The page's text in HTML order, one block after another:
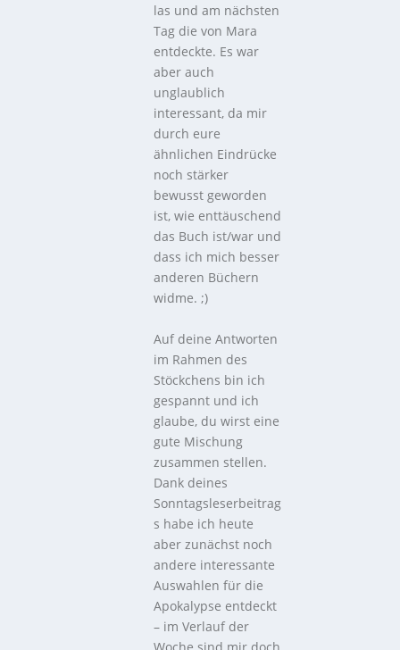
las und am nächsten
Tag die von Mara
entdeckte. Es war
aber auch
unglaublich
interessant, da mir
durch eure
ähnlichen Eindrücke
noch stärker
bewusst geworden
ist, wie enttäuschend
das Buch ist/war und
dass ich mich besser
anderen Büchern
widme. ;)
Auf deine Antworten
im Rahmen des
Stöckchens bin ich
gespannt und ich
glaube, du wirst eine
gute Mischung
zusammen stellen.
Dank deines
Sonntagsleserbeitrag
s habe ich heute
aber zunächst noch
andere interessante
Auswahlen für die
Apokalypse entdeckt
– im Verlauf der
Woche sind mir doch